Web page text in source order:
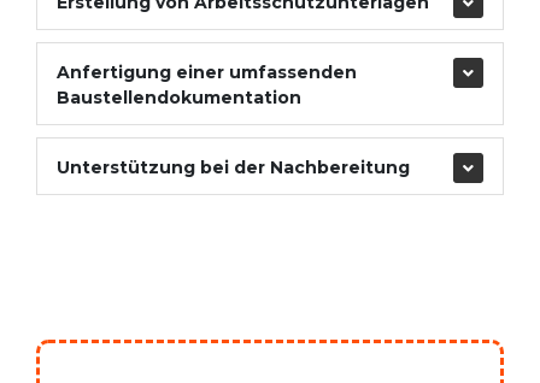
Anfertigung einer umfassenden
Baustellendokumentation
Unterstützung bei der Nachbereitung